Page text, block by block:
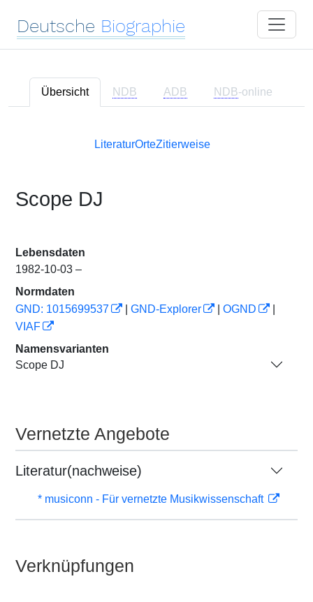
Deutsche Biographie
Übersicht NDB ADB NDB-online
LiteraturOrteZitierweise
Scope DJ
Lebensdaten
1982-10-03 –
Normdaten
GND: 1015699537
GND-Explorer OGND
VIAF
Namensvarianten
Scope DJ
Vernetzte Angebote
Literatur(nachweise)
* musiconn - Für vernetzte Musikwissenschaft
Verknüpfungen